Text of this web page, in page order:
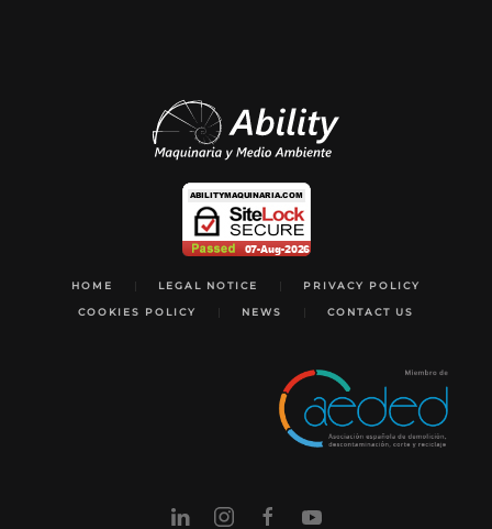
HOME LEGAL NOTICE PRIVACY POLICY
COOKIES POLICY NEWS CONTACT US